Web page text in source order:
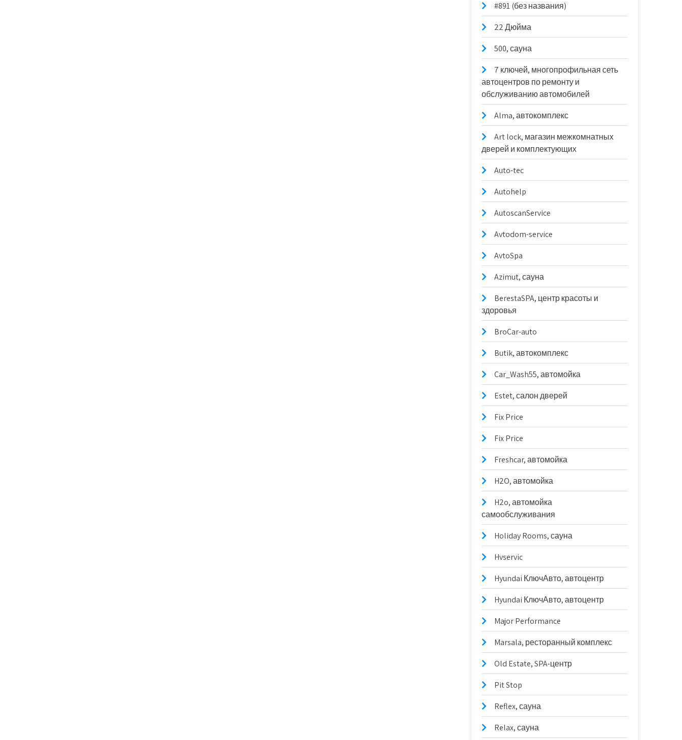
#891 (без названия)
22 Дюйма
500, сауна
7 ключей, многопрофильная сеть
автоцентров по ремонту и
обслуживанию автомобилей
Alma, автокомплекс
Art lock, магазин межкомнатных
дверей и комплектующих
Auto-tec
Autohelp
AutoscanService
Avtodom-service
AvtoSpa
Azimut, сауна
BerestaSPA, центр красоты и
здоровья
BroCar-auto
Butik, автокомплекс
Car_Wash55, автомойка
Estet, салон дверей
Fix Price
Fix Price
Freshcar, автомойка
H2O, автомойка
H2o, автомойка
самообслуживания
Holiday Rooms, сауна
Hvservic
Hyundai КлючАвто, автоцентр
Hyundai КлючАвто, автоцентр
Major Performance
Marsala, ресторанный комплекс
Old Estate, SPA-центр
Pit Stop
Reflex, сауна
Relax, сауна